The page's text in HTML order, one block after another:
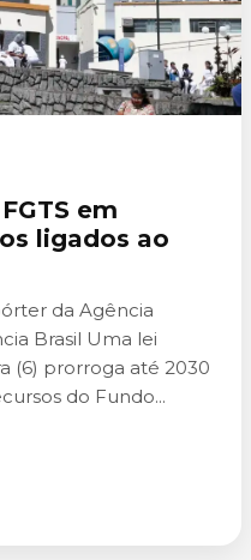
em
ligados ao
da Agência
Brasil Uma lei
(6) prorroga até 2030
do Fundo...